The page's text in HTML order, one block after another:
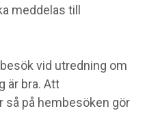
meddelas till
vid utredning om
är bra. Att
så på hembesöken gör